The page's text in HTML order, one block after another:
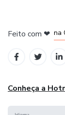
Feito com ❤ na
Conheça a